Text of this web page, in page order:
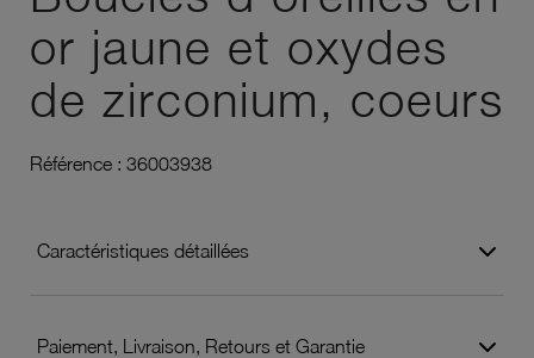
or jaune et oxydes
de zirconium, coeurs
Référence : 36003938
Caractéristiques détaillées
Paiement, Livraison, Retours et Garantie